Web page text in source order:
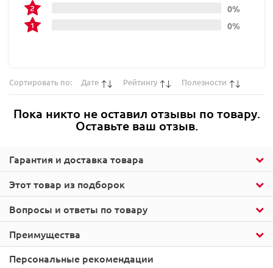
Этот товар из подборок
Гарантия и доставка товара
0%
0%
Сортировать по: Дате Рейтингу Полезности
Пока никто не оставил отзывы по товару.
Оставьте ваш отзыв.
Вопросы и ответы по товару
Преимущества
Персональные рекомендации